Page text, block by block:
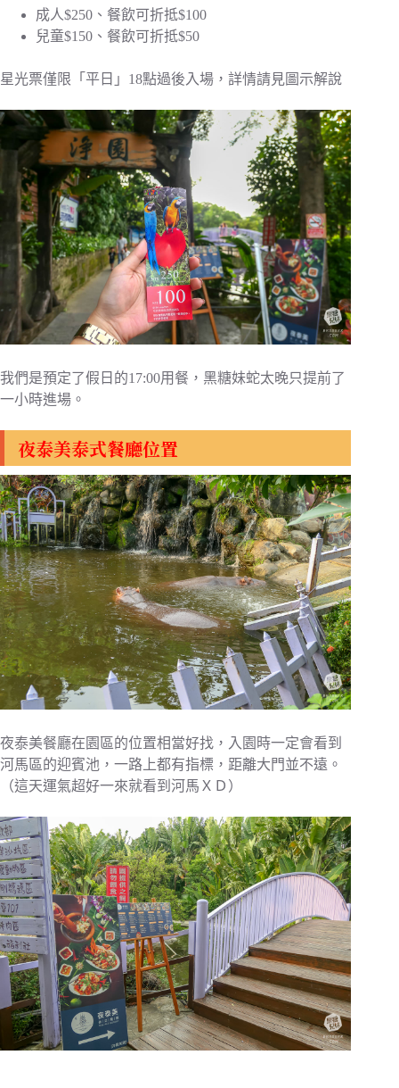
成人$250、餐飲可折抵$100
兒童$150、餐飲可折抵$50
星光票僅限「平日」18點過後入場，詳情請見圖示解說
我們是預定了假日的17:00用餐，黑糖妹蛇太晚只提前了
一小時進場。
夜泰美泰式餐廳位置
夜泰美餐廳在園區的位置相當好找，入園時一定會看到
河馬區的迎賓池，一路上都有指標，距離大門並不遠。
（這天運氣超好一來就看到河馬ＸＤ）